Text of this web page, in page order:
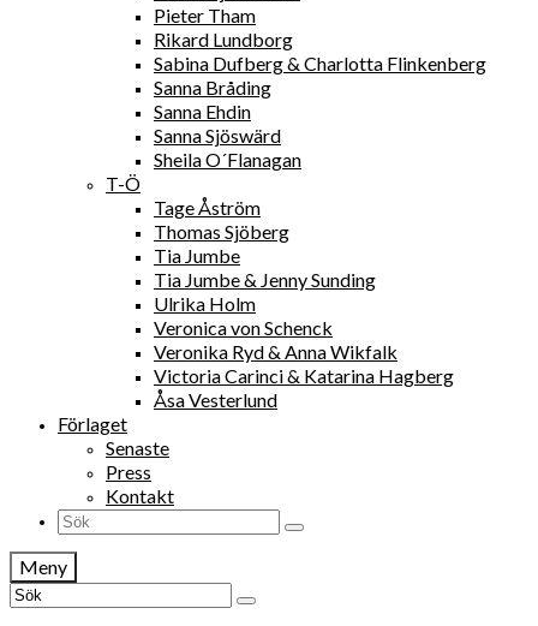
Pieter Tham
Rikard Lundborg
Sabina Dufberg & Charlotta Flinkenberg
Sanna Bråding
Sanna Ehdin
Sanna Sjöswärd
Sheila O´Flanagan
T-Ö
Tage Åström
Thomas Sjöberg
Tia Jumbe
Tia Jumbe & Jenny Sunding
Ulrika Holm
Veronica von Schenck
Veronika Ryd & Anna Wikfalk
Victoria Carinci & Katarina Hagberg
Åsa Vesterlund
Förlaget
Senaste
Press
Kontakt
Search
Meny
Search